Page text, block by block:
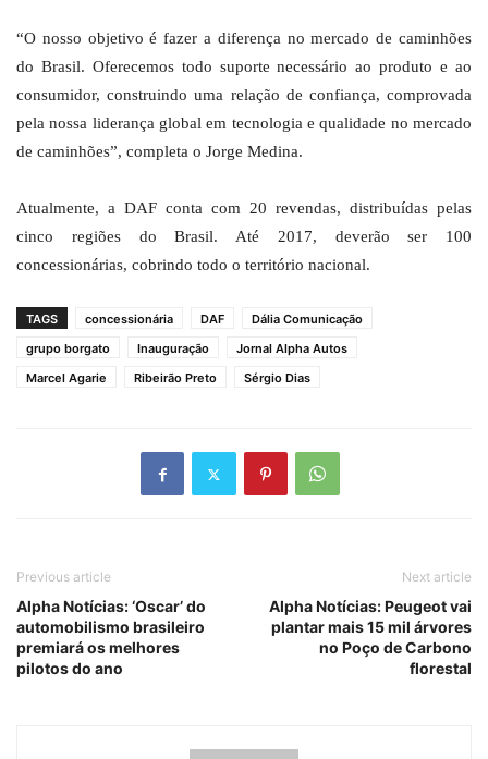
“O nosso objetivo é fazer a diferença no mercado de caminhões
do Brasil. Oferecemos todo suporte necessário ao produto e ao
consumidor, construindo uma relação de confiança, comprovada
pela nossa liderança global em tecnologia e qualidade no mercado
de caminhões”, completa o Jorge Medina.
Atualmente, a DAF conta com 20 revendas, distribuídas pelas
cinco regiões do Brasil. Até 2017, deverão ser 100
concessionárias, cobrindo todo o território nacional.
TAGS concessionária DAF
Dália Comunicação
grupo borgato
Inauguração
Jornal Alpha Autos
Marcel Agarie
Ribeirão Preto Sérgio Dias
Previous article
Alpha Notícias: ‘Oscar’ do
automobilismo brasileiro
premiará os melhores
pilotos do ano
Next article
Alpha Notícias: Peugeot vai
plantar mais 15 mil árvores
no Poço de Carbono
florestal